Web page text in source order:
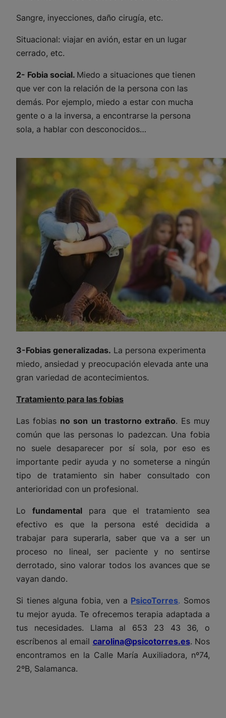
Sangre, inyecciones, daño cirugía, etc.
Situacional: viajar en avión, estar en un lugar
cerrado, etc.
2- Fobia social. Miedo a situaciones que tienen
que ver con la relación de la persona con las
demás. Por ejemplo, miedo a estar con mucha
gente o a la inversa, a encontrarse la persona
sola, a hablar con desconocidos…
3-Fobias generalizadas. La persona experimenta
miedo, ansiedad y preocupación elevada ante una
gran variedad de acontecimientos.
Tratamiento para las fobias
Las fobias no son un trastorno extraño. Es muy
común que las personas lo padezcan. Una fobia
no suele desaparecer por sí sola, por eso es
importante pedir ayuda y no someterse a ningún
tipo de tratamiento sin haber consultado con
anterioridad con un profesional.
Lo fundamentalpara que el tratamiento sea
efectivo es que la persona esté decidida a
trabajar para superarla, saber que va a ser un
proceso no lineal, ser paciente y no sentirse
derrotado, sino valorar todos los avances que se
vayan dando.
Si tienes alguna fobia, ven a PsicoTorres. Somos
tu mejor ayuda. Te ofrecemos terapia adaptada a
tus necesidades. Llama al 653 23 43 36, o
escríbenos al email carolina@psicotorres.es. Nos
encontramos en la Calle María Auxiliadora, nº74,
2ºB, Salamanca.